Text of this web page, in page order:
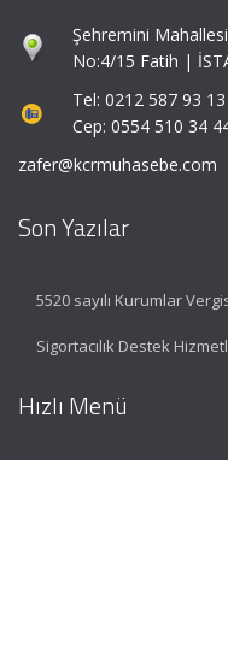
Şehremini
No:4/15 Fatih |
Tel: 0212 587 93 13
Cep: 0554 510 34
zafer@kcrmuhasebe.com
Son Yazılar
5520 sayılı Kurumlar
Sigortacılık Destek
Hızlı Menü
Ana Sayfa